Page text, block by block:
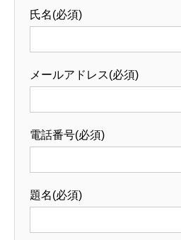
氏名(必須)
メールアドレス(必須)
電話番号(必須)
題名(必須)